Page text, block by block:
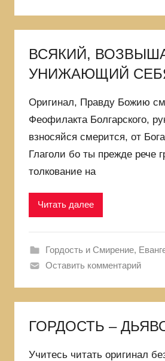
ВСЯКИЙ,
УНИЖАЮЩИЙ
Оригинал, Правду Божию
Феофилакта Болгарского,
взносяйся смерится, от
Глаголи бо ты прежде рече
толкование на
Читать далее
Гордость и Смирение,
Оставить комментарий
ГОРДОСТЬ –
Учитесь читать оригинал